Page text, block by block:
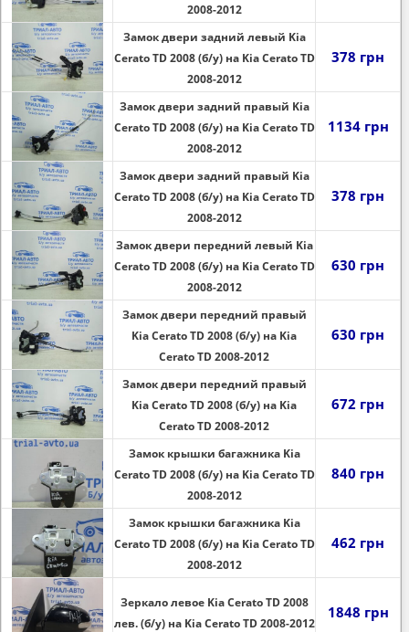
2008-2012
Замок двери задний левый Kia
Cerato TD 2008 (б/у) на Kia Cerato TD
2008-2012
378 грн
Замок двери задний правый Kia
Cerato TD 2008 (б/у) на Kia Cerato TD
2008-2012
1134 грн
Замок двери задний правый Kia
Cerato TD 2008 (б/у) на Kia Cerato TD
2008-2012
378 грн
Замок двери передний левый Kia
Cerato TD 2008 (б/у) на Kia Cerato TD
2008-2012
630 грн
Замок двери передний правый
Kia Cerato TD 2008 (б/у) на Kia
Cerato TD 2008-2012
630 грн
Замок двери передний правый
Kia Cerato TD 2008 (б/у) на Kia
Cerato TD 2008-2012
672 грн
Замок крышки багажника Kia
Cerato TD 2008 (б/у) на Kia Cerato TD
2008-2012
840 грн
Замок крышки багажника Kia
Cerato TD 2008 (б/у) на Kia Cerato TD
2008-2012
462 грн
Зеркало левое Kia Cerato TD 2008
лев. (б/у) на Kia Cerato TD 2008-2012
1848 грн